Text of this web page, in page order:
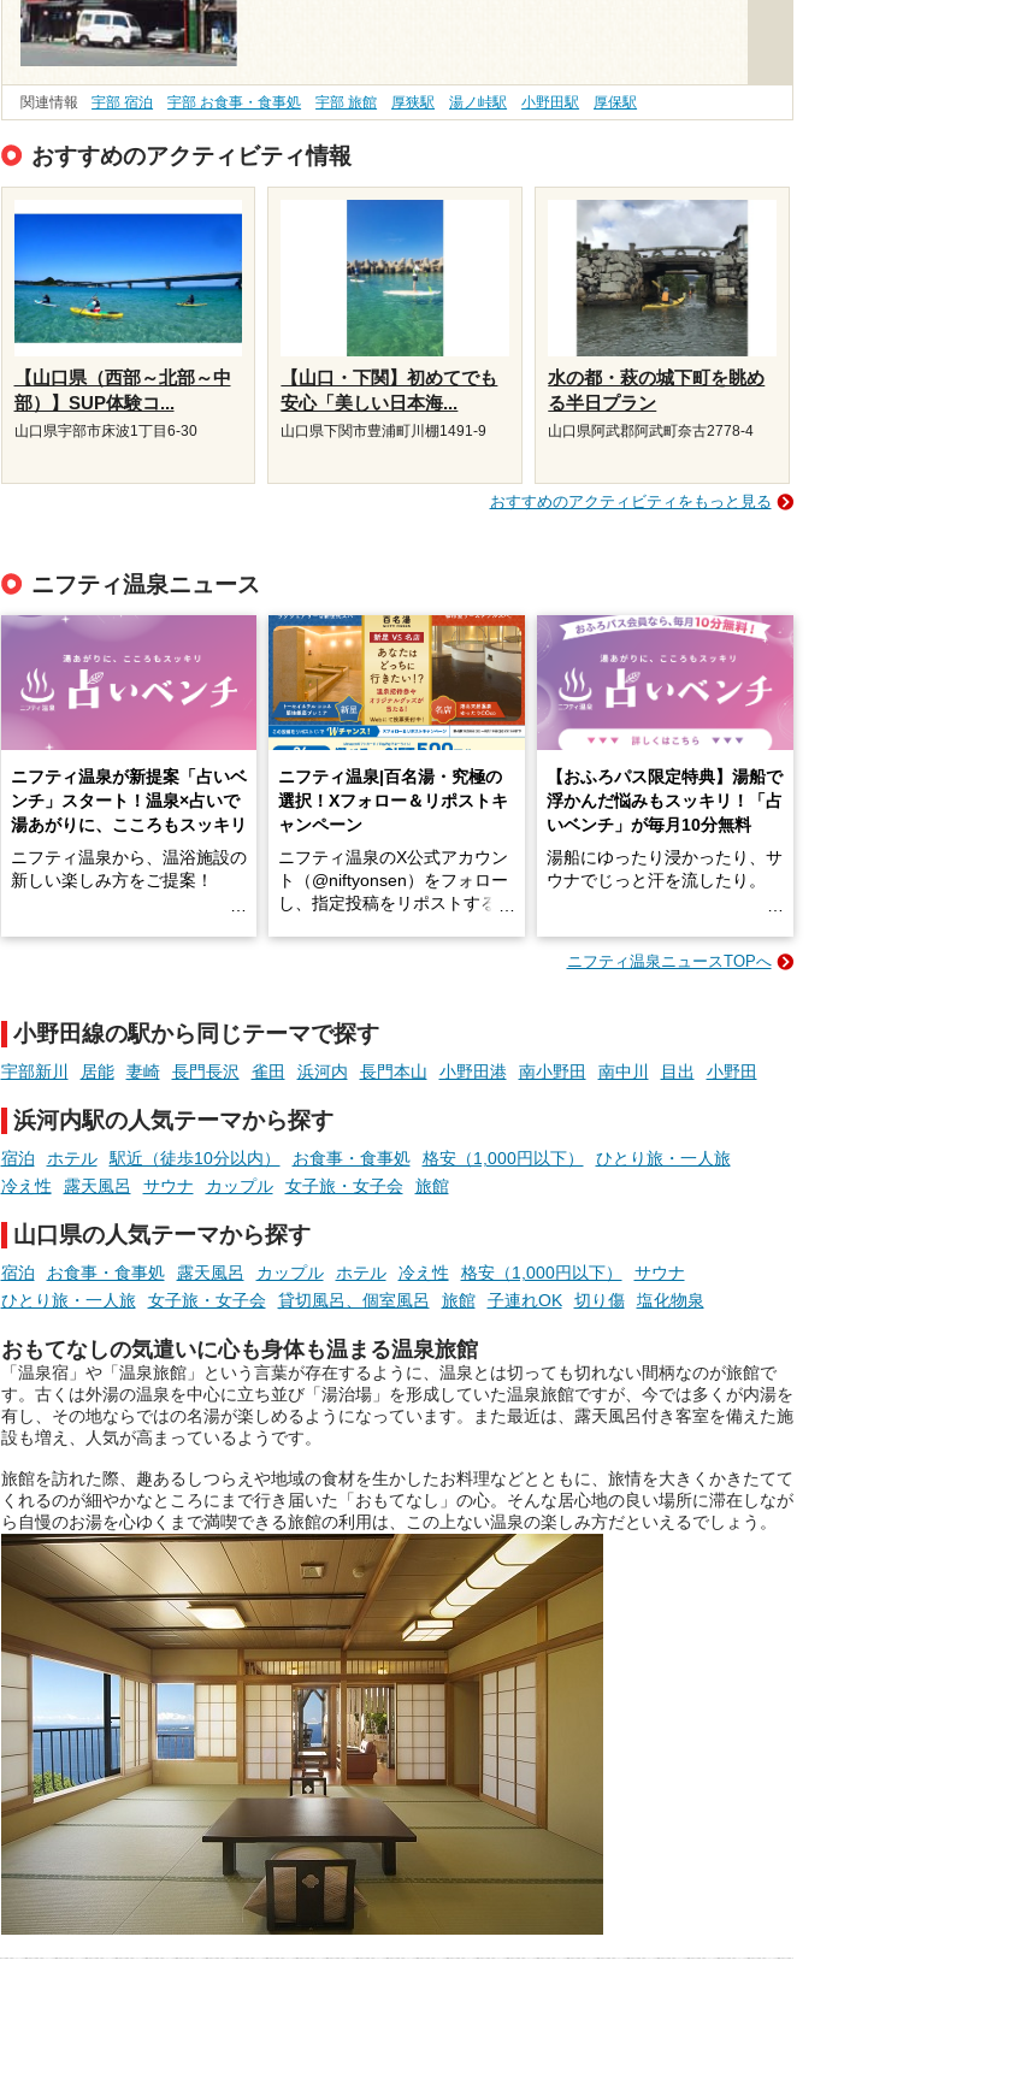
関連情報 宇部 宿泊 宇部 お食事・食事処 宇部 旅館 厚狭駅 湯ノ峠駅 小野田駅 厚保駅
おすすめのアクティビティ情報
【山口県（西部～北部～中
部）】SUP体験コ...
山口県宇部市床波1丁目6-30
【山口・下関】初めてでも
安心「美しい日本海...
山口県下関市豊浦町川棚1491-9
水の都・萩の城下町を眺め
る半日プラン
山口県阿武郡阿武町奈古2778-4
おすすめのアクティビティをもっと見る
ニフティ温泉ニュース
ニフティ温泉が新提案「占いベ
ンチ」スタート！温泉×占いで
湯あがりに、こころもスッキリ
ニフティ温泉から、温浴施設の
新しい楽しみ方をご提案！
手相やタロットなど気軽に楽し
める占いで、“ととのう”おふろ
時間を、もっと特別に。
ニフティ温泉|百名湯・究極の
選択！Xフォロー＆リポストキ
ャンペーン
ニフティ温泉のX公式アカウン
ト（@niftyonsen）をフォロー
し、指定投稿をリポストする
【おふろパス限定特典】湯船で
浮かんだ悩みもスッキリ！「占
いベンチ」が毎月10分無料
湯船にゆったり浸かったり、サ
ウナでじっと汗を流したり。
そんな「一人でぼんやり過ごす
でくることはありませんか？
お風呂でリラックスしているか
りの温まった心のまま相談でき
たら素敵ですよね。
ニフティ温泉の「占いベンチ」
は、そんなあなたの心のつぶや
きをプロの占い師に相談するこ
おふろパス会員様なら、この特
別なひとときを「毎月10分無
料」でご利用いただけます。
ニフティ温泉ニュースTOPへ
小野田線の駅から同じテーマで探す
宇部新川 居能 妻崎 長門長沢 雀田 浜河内 長門本山 小野田港 南小野田 南中川 目出 小野田
浜河内駅の人気テーマから探す
宿泊 ホテル 駅近（徒歩10分以内） お食事・食事処 格安（1,000円以下）
ひとり旅・一人旅
冷え性
露天風呂 サウナ カップル 女子旅・女子会 旅館
山口県の人気テーマから探す
宿泊 お食事・食事処 露天風呂 カップル ホテル 冷え性 格安（1,000円以下）
サウナ
ひとり旅・一人旅
女子旅・女子会 貸切風呂、個室風呂 旅館 子連れOK 切り傷 塩化物泉
おもてなしの気遣いに心も身体も温まる温泉旅館
「温泉宿」や「温泉旅館」という言葉が存在するように、温泉とは切っても切れない間柄なのが旅館で
す。古くは外湯の温泉を中心に立ち並び「湯治場」を形成していた温泉旅館ですが、今では多くが内湯を
有し、その地ならではの名湯が楽しめるようになっています。また最近は、露天風呂付き客室を備えた施
設も増え、人気が高まっているようです。
旅館を訪れた際、趣あるしつらえや地域の食材を生かしたお料理などとともに、旅情を大きくかきたてて
くれるのが細やかなところにまで行き届いた「おもてなし」の心。そんな居心地の良い場所に滞在しなが
ら自慢のお湯を心ゆくまで満喫できる旅館の利用は、この上ない温泉の楽しみ方だといえるでしょう。